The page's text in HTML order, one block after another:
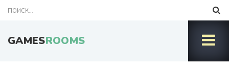
GAMESROOMS